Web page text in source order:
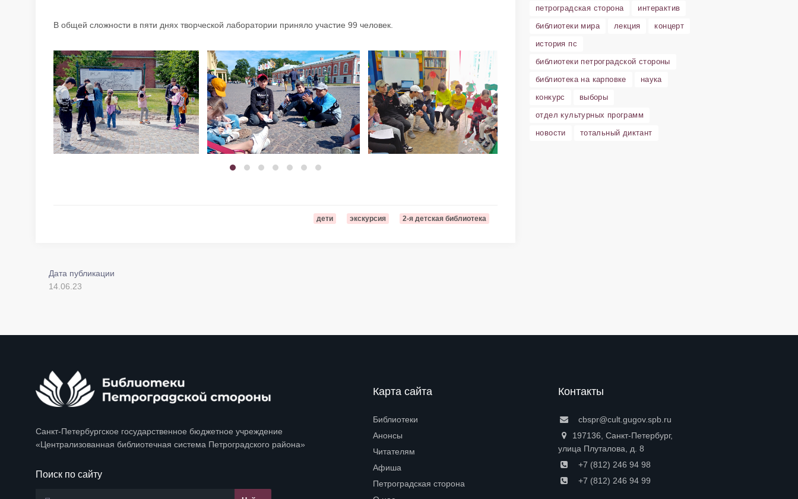
В общей сложности в пяти днях творческой лаборатории приняло участие 99 человек.
дети экскурсия 2-я детская библиотека
Дата публикации
14.06.23
петроградская сторона
интерактив
библиотеки мира
лекция
концерт
история пс
библиотеки петроградской стороны
библиотека на карповке
наука
конкурс
выборы
отдел культурных программ
новости
тотальный диктант
Санкт-Петербургское государственное бюджетное учреждение
«Централизованная библиотечная система Петроградского района»
Поиск по сайту
Карта сайта
Библиотеки
Анонсы
Читателям
Афиша
Петроградская сторона
Контакты
cbspr@cult.gugov.spb.ru
197136, Санкт-Петербург,
улица Плуталова, д. 8
+7 (812) 246 94 98
+7 (812) 246 94 99